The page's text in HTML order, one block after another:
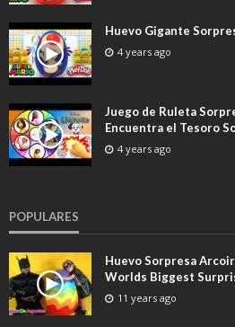
Huevo Gigante
4 years ago
Juego de Ruleta
Encuentra el Tesoro
4 years ago
POPULARES
Huevo Sorpresa
Worlds Biggest
11 years ago